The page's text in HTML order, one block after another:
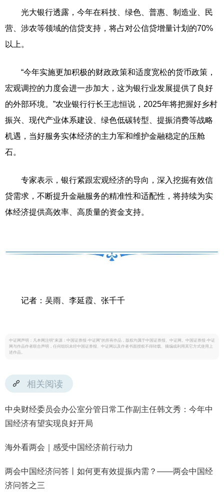
光大银行透露，今年在科技、绿色、普惠、制造业、民
营、涉农等领域的信贷支持，将占对公信贷增量计划的70%
以上。
“今年实施更加积极的财政政策和适度宽松的货币政策，
宏观调控的力度会进一步加大，这为银行业发展提供了良好
的外部环境。”农业银行行长王志恒说，2025年将把握好乡村
振兴、现代产业体系建设、绿色低碳转型、提振消费等战略
机遇，当好服务实体经济的主力军和维护金融稳定的压舱
石。
专家表示，银行紧跟宏观经济的导向，深入挖掘有效信
贷需求，不断提升金融服务的精准性和适配性，将持续为实
体经济提供高效率、高质量的资金支持。
记者：吴雨、李延霞、张千千
中证网声明：凡本网注明“来源：中国证券报·中证网”的所有作品，版权均属于中国证券报、中证网。中国证券报·中证
网与作品作者联合声明，任何组织未经中国证券报、中证网以及作者书面授权不得转载、摘编或利用其它方式使用上
述作品。
相关阅读
中央财经委员会办公室分管日常工作副主任韩文秀：今年中
国经济有望实现良好开局
海外看两会｜感受中国经济前行动力
两会中国经济问答丨如何更有效提振内需？——两会中国经
济问答之三